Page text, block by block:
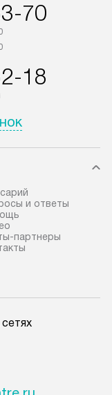
70
18
и ответы
партнеры